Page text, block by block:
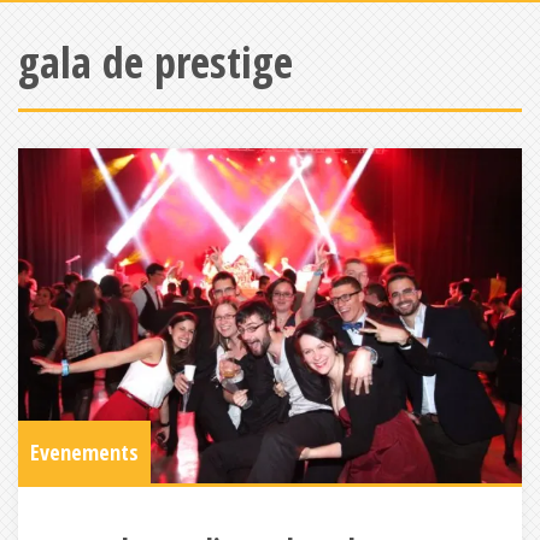
gala de prestige
Evenements